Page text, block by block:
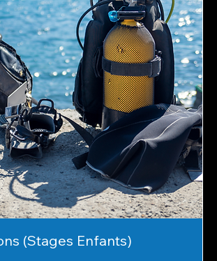
(Stages Enfants)